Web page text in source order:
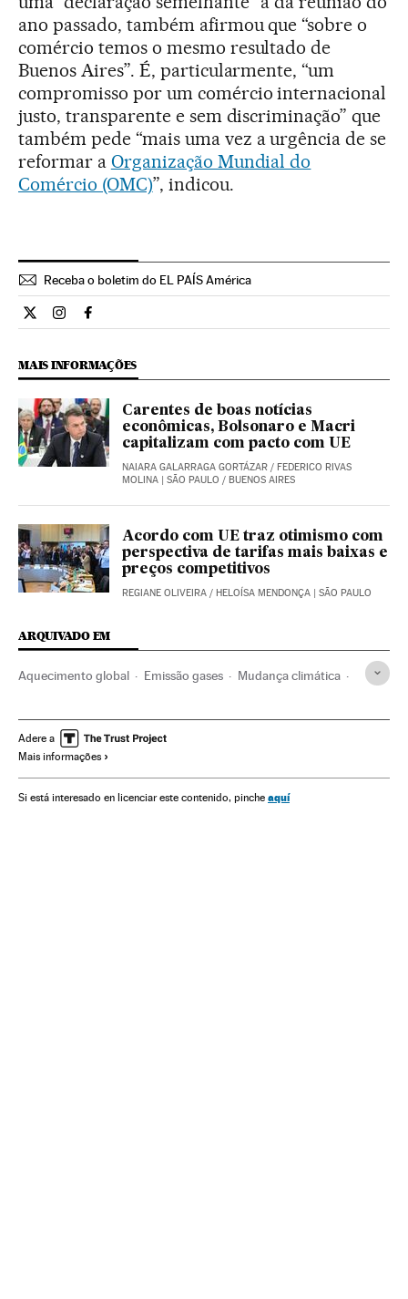
ano passado, também afirmou que “sobre o
comércio temos o mesmo resultado de
Buenos Aires”. É, particularmente, “um
compromisso por um comércio internacional
justo, transparente e sem discriminação” que
também pede “mais uma vez a urgência de se
reformar a Organização Mundial do
Comércio (OMC)”, indicou.
Receba o boletim do EL PAÍS América
Internacional El País Brasil en Twitter
Internacional El País Brasil en Instagram
Internacional El País Brasil en Facebook
MAIS INFORMAÇÕES
Carentes de boas notícias
econômicas, Bolsonaro e Macri
capitalizam com pacto com UE
NAIARA GALARRAGA GORTÁZAR / FEDERICO RIVAS
MOLINA | SÃO PAULO / BUENOS AIRES
Acordo com UE traz otimismo com
perspectiva de tarifas mais baixas e
preços competitivos
REGIANE OLIVEIRA / HELOÍSA MENDONÇA | SÃO PAULO
ARQUIVADO EM
Aquecimento global Emissão gases Mudança climática
Contaminação atmosférica
Contaminação
Organizações internacionais Relações exteriores
Adere a
Mais informações
Si está interesado en licenciar este contenido, pinche aquí